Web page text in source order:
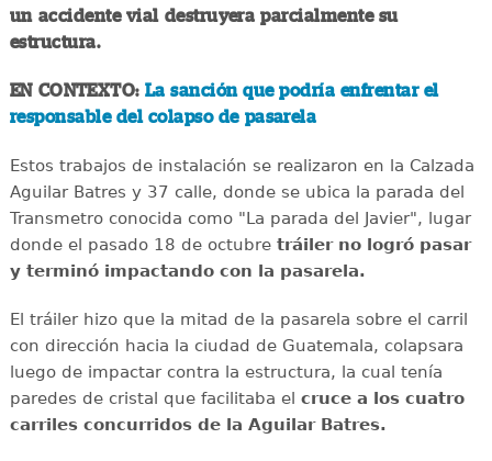
un accidente vial destruyera parcialmente su
estructura.
EN CONTEXTO: La sanción que podría enfrentar el
responsable del colapso de pasarela
Estos trabajos de instalación se realizaron en la Calzada
Aguilar Batres y 37 calle, donde se ubica la parada del
Transmetro conocida como "La parada del Javier", lugar
donde el pasado 18 de octubre tráiler no logró pasar
y terminó impactando con la pasarela.
El tráiler hizo que la mitad de la pasarela sobre el carril
con dirección hacia la ciudad de Guatemala, colapsara
luego de impactar contra la estructura, la cual tenía
paredes de cristal que facilitaba el cruce a los cuatro
carriles concurridos de la Aguilar Batres.